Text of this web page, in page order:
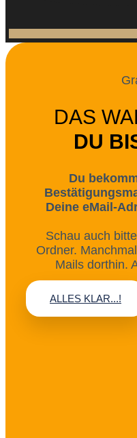
DAS
DU
Du
Deine eMail-
Schau auch
Ordner.
Mails dorthin.
ALLES KLAR...!